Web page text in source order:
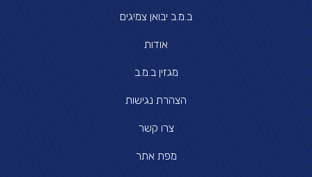
ב.מ.ב יבואן צמיגים
אודות
מגזין ב.מ.ב
הצהרת נגישות
צרו קשר
מפת אתר